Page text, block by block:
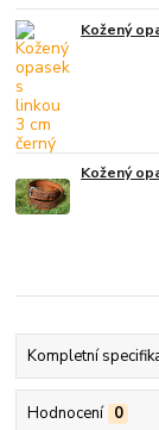
Kožený
Kožený
Kompletní
Hodnocení 0